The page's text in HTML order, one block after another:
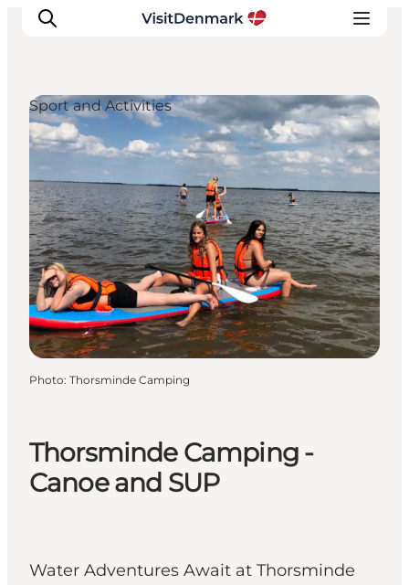
Inspirations
Destinations
Quoi faire
Hébergements
Planifiez votre voyage
Thorsminde Camping -
Canoe and SUP
Water Adventures Await at Thorsminde
Sport and Activities
Photo: Thorsminde Camping